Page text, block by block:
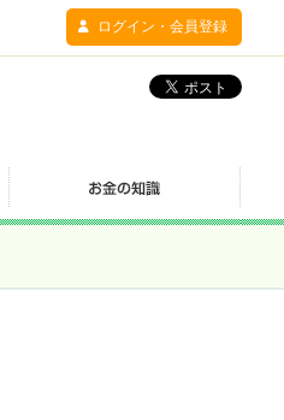
ログイン・会員登録